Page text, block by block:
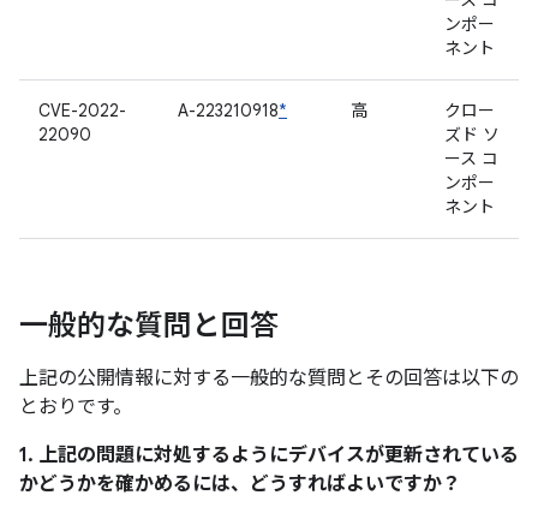
ンポー
ネント
CVE-2022-
22090
A-223210918* 高
クロー
ズド ソ
ース コ
ンポー
ネント
一般的な質問と回答
上記の公開情報に対する一般的な質問とその回答は以下の
とおりです。
1. 上記の問題に対処するようにデバイスが更新されている
かどうかを確かめるには、どうすればよいですか？